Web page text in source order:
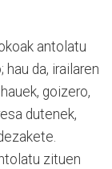
antolatu
da, irailaren
goizero,
dutenek,
zituen